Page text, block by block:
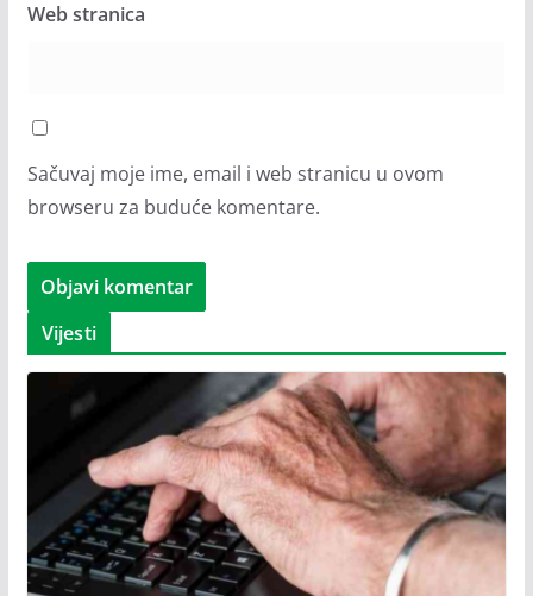
Web stranica
Sačuvaj moje ime, email i web stranicu u ovom
browseru za buduće komentare.
Vijesti